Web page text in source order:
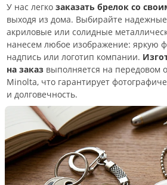
У нас легко заказать брелок со
выходя из дома. Выбирайте
акриловые или солидные
нанесем любое изображение: яркую
надпись или логотип компании.
на заказ выполняется на передовом
Minolta, что гарантирует
и долговечность.